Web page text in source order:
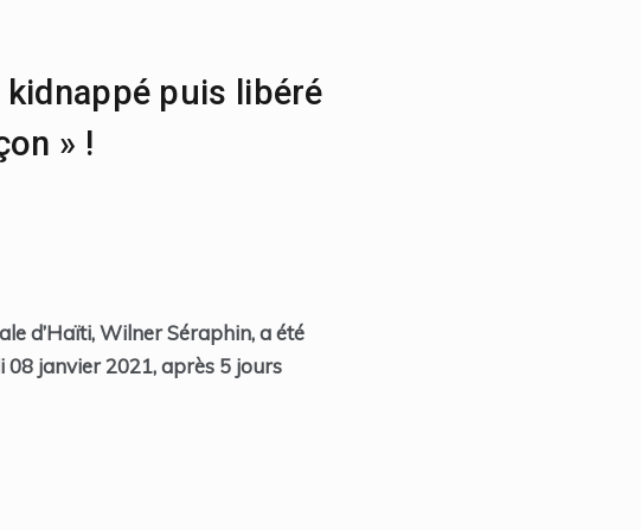
puis libéré
» !
d’Haïti, Wilner Séraphin, a été
08 janvier 2021, après 5 jours